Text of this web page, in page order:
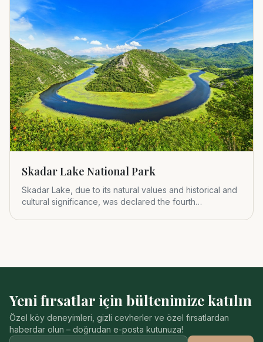
Skadar Lake National Park
Skadar Lake, due to its natural values and historical and
cultural significance, was declared the fourth
Yeni fırsatlar için bültenimize katılın
Özel köy deneyimleri, gizli cevherler ve özel fırsatlardan
haberdar olun – doğrudan e-posta kutunuza!